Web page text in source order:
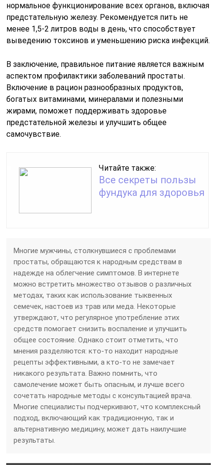
нормальное функционирование всех органов, включая
предстательную железу. Рекомендуется пить не
менее 1,5-2 литров воды в день, что способствует
выведению токсинов и уменьшению риска инфекций.
В заключение, правильное питание является важным
аспектом профилактики заболеваний простаты.
Включение в рацион разнообразных продуктов,
богатых витаминами, минералами и полезными
жирами, поможет поддерживать здоровье
предстательной железы и улучшить общее
самочувствие.
Читайте также:
Все секреты пользы
фундука для здоровья
Многие мужчины, столкнувшиеся с проблемами
простаты, обращаются к народным средствам в
надежде на облегчение симптомов. В интернете
можно встретить множество отзывов о различных
методах, таких как использование тыквенных
семечек, настоев из трав или меда. Некоторые
утверждают, что регулярное употребление этих
средств помогает снизить воспаление и улучшить
общее состояние. Однако стоит отметить, что
мнения разделяются: кто-то находит народные
рецепты эффективными, а кто-то не замечает
никакого результата. Важно помнить, что
самолечение может быть опасным, и лучше всего
сочетать народные методы с консультацией врача.
Многие специалисты подчеркивают, что комплексный
подход, включающий как традиционную, так и
альтернативную медицину, может дать наилучшие
результаты.